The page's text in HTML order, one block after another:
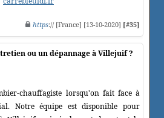
https:// [France] [13-10-2020] [#35]
ou un dépannage à Villejuif ?
chauffagiste lorsqu'on fait face à
Notre équipe est disponible pour